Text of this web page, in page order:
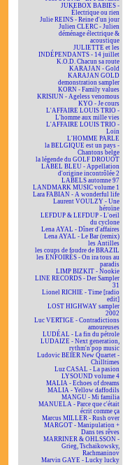
JUKEBOX BABIES -
Électrique ou rien
Julie REINS - Reine d'un jour
Julien CLERC - Julien
déménage électrique &
acoustique
JULIETTE et les
INDÉPENDANTS - 14 juillet
K.O.D. Chacun sa route
KARAJAN - Gold
KARAJAN GOLD
demonstration sampler
KORN - Family values
KRISIUN - Ageless venomous
KYO - Je cours
L'AFFAIRE LOUIS TRIO -
L'homme aux mille vies
L'AFFAIRE LOUIS TRIO -
Loin
L'HOMME PARLE
la BELGIQUE est un pays -
Chantons belge
la légende du GOLF DROUOT
LABEL BLEU - Appellation
d'origine incontrôlée 2
LABELS automne 97
LANDMARK MUSIC volume 1
Lara FABIAN - A wonderful life
Laurent VOULZY - Une
héroïne
LEFDUP & LEFDUP - L'oeil
du cyclone
Lena AYAL - Dîner d'affaires
Lena AYAL - Le Bar (remix)
les Antilles
les coups de foudre de BRAZIL
les ENFOIRÉS - On ira tous au
paradis
LIMP BIZKIT - Nookie
LINE RECORDS - Der Sampler
31
Lionel RICHIE - Time [radio
edit]
LOST HIGHWAY sampler
2002
Luc VERTIGE - Contradictions
amoureuses
LUDÉAL - La fin du pétrole
LUDAIZE - Next generation,
rythm'n'pop music
Ludovic BEIER New Quartet -
Chilltimes
Luz CASAL - La pasion
LYSOUND volume 4
MALIA - Echoes of dreams
MALIA - Yellow daffodils
MANGU - Mi familia
MANUELA - Parce que c'était
écrit comme ça
Marcus MILLER - Rush over
MARGOT - Manipulation +
Dans tes rêves
MARRINER & OHLSSON -
Grieg, Tschaikowsky,
Rachmaninov
Marvin GAYE - Lucky lucky